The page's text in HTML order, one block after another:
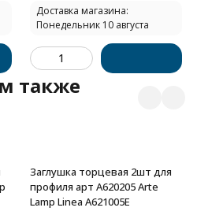
Доставка магазина:
Понедельник 10 августа
также
Заглушка торцевая 2шт для
профиля арт A620205 Arte
Lamp Linea A621005E